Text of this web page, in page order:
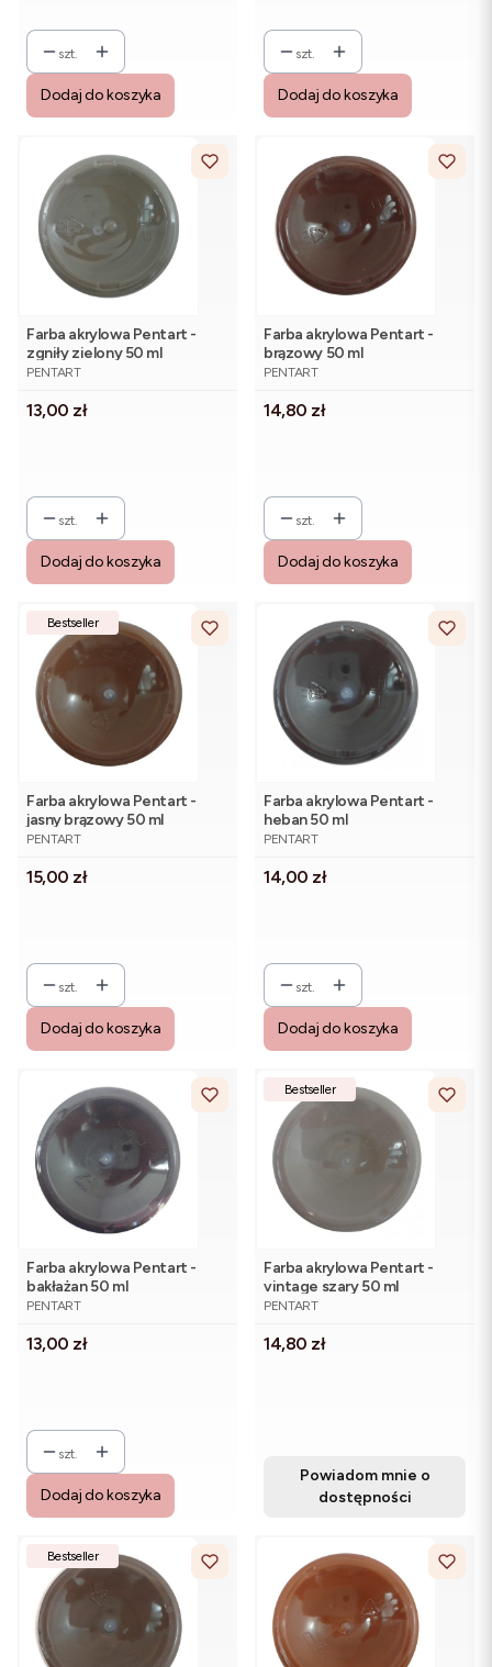
szt.
Dodaj do koszyka
szt.
Dodaj do koszyka
Farba akrylowa Pentart -
zgniły zielony 50 ml
PRODUCENT
PENTART
Cena
13,00 zł
szt.
Dodaj do koszyka
Farba akrylowa Pentart -
brązowy 50 ml
PRODUCENT
PENTART
Cena
14,80 zł
szt.
Dodaj do koszyka
Bestseller
Farba akrylowa Pentart -
jasny brązowy 50 ml
PRODUCENT
PENTART
Cena
15,00 zł
szt.
Dodaj do koszyka
Farba akrylowa Pentart -
heban 50 ml
PRODUCENT
PENTART
Cena
14,00 zł
szt.
Dodaj do koszyka
Farba akrylowa Pentart -
bakłażan 50 ml
PRODUCENT
PENTART
Cena
13,00 zł
szt.
Dodaj do koszyka
Bestseller
Farba akrylowa Pentart -
vintage szary 50 ml
PRODUCENT
PENTART
Cena
14,80 zł
Powiadom mnie o
dostępności
Bestseller